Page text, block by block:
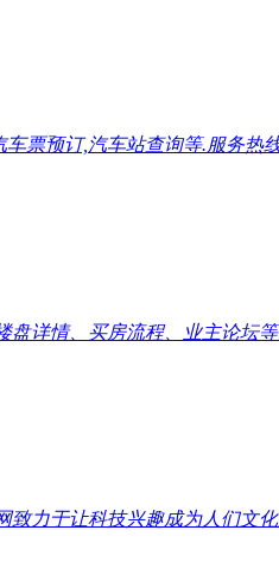
票预订,汽车站查询等.服务热线
盘详情、买房流程、业主论坛
力于让科技兴趣成为人们文化